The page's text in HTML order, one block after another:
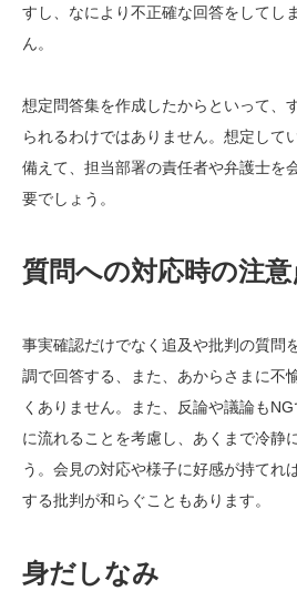
すし、なにより不正確な回答をしてし
ん。
想定問答集を作成したからといって、
られるわけではありません。想定して
備えて、担当部署の責任者や弁護士を
要でしょう。
質問への対応時の注意
事実確認だけでなく追及や批判の質問
調で回答する、また、あからさまに不
くありません。また、反論や議論も
に流れることを考慮し、あくまで冷静
う。会見の対応や様子に好感が持てれ
する批判が和らぐこともあります。
身だしなみ